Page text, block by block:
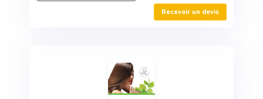
Recevoir un devis